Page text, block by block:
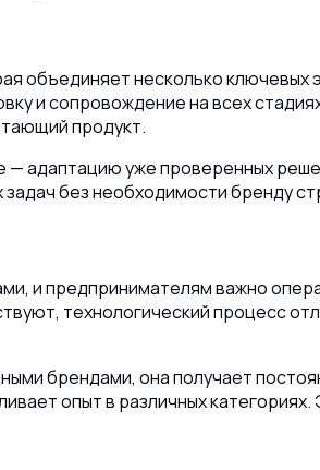
объединяет несколько
и сопровождение на всех
продукт.
— адаптацию уже проверенных
без необходимости бренду
и предпринимателям важно
технологический процесс
брендами, она получает
опыт в различных категориях.